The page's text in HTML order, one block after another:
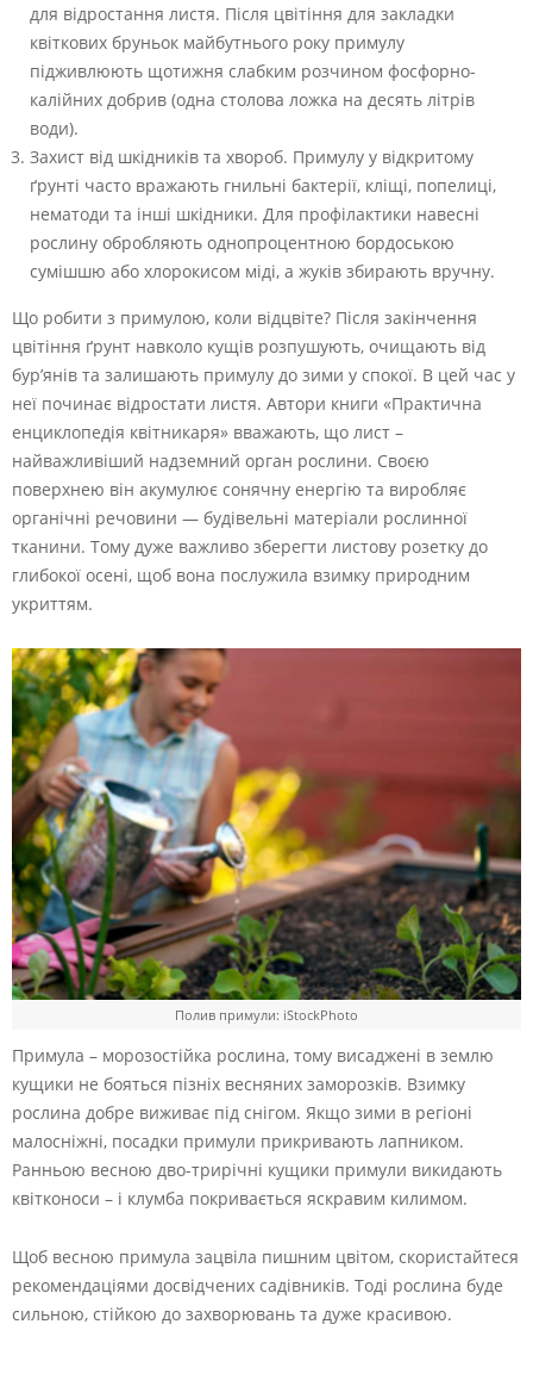
для відростання листя. Після цвітіння для закладки
квіткових бруньок майбутнього року примулу
підживлюють щотижня слабким розчином фосфорно-
калійних добрив (одна столова ложка на десять літрів
води).
Захист від шкідників та хвороб. Примулу у відкритому
ґрунті часто вражають гнильні бактерії, кліщі, попелиці,
нематоди та інші шкідники. Для профілактики навесні
рослину обробляють однопроцентною бордоською
сумішшю або хлорокисом міді, а жуків збирають вручну.
Що робити з примулою, коли відцвіте? Після закінчення
цвітіння ґрунт навколо кущів розпушують, очищають від
бур’янів та залишають примулу до зими у спокої. В цей час у
неї починає відростати листя. Автори книги «Практична
енциклопедія квітникаря» вважають, що лист –
найважливіший надземний орган рослини. Своєю
поверхнею він акумулює сонячну енергію та виробляє
органічні речовини — будівельні матеріали рослинної
тканини. Тому дуже важливо зберегти листову розетку до
глибокої осені, щоб вона послужила взимку природним
укриттям.
Полив примули: iStockPhoto
Примула – морозостійка рослина, тому висаджені в землю
кущики не бояться пізніх весняних заморозків. Взимку
рослина добре виживає під снігом. Якщо зими в регіоні
малосніжні, посадки примули прикривають лапником.
Ранньою весною дво-трирічні кущики примули викидають
квітконоси – і клумба покривається яскравим килимом.
Щоб весною примула зацвіла пишним цвітом, скористайтеся
рекомендаціями досвідчених садівників. Тоді рослина буде
сильною, стійкою до захворювань та дуже красивою.